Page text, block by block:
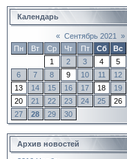
Календарь
« Сентябрь 2021
»
Пн
Вт Ср Чт Пт Сб
Вс
1
2 3 4
5
6
7 8 9 10 11
12
13
14 15 16 17 18
19
20
21 22 23 24 25
26
27
28 29 30
Архив новостей